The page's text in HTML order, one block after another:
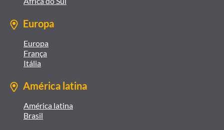
Europa
Europa
França
Itália
América latina
América latina
Brasil